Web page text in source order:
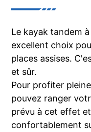
Le kayak tandem
excellent choix
places assises.
et sûr.
Pour profiter
pouvez ranger
prévu à cet effet
confortablement